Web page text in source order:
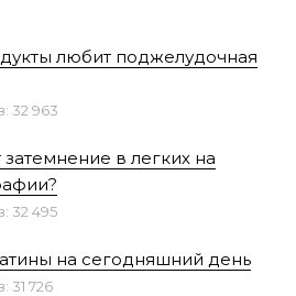
любит поджелудочная
32 963
затемнение в легких на
32 495
на сегодняшний день
31 726